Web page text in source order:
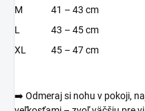
M
41 – 43 cm
L
43 – 45 cm
XL
45 – 47 cm
➡️ Odmeraj si nohu v pokoji,